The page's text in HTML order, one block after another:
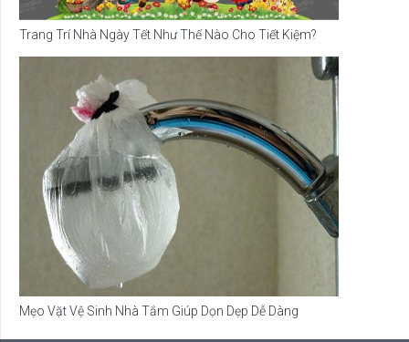
Trang Trí Nhà Ngày Tết Như Thế Nào Cho Tiết Kiệm?
Mẹo Vặt Vệ Sinh Nhà Tắm Giúp Dọn Dẹp Dễ Dàng